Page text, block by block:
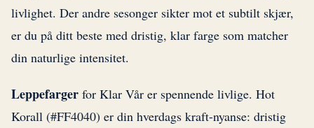
livlighet. Der andre sesonger sikter mot et subtilt skjær,
er du på ditt beste med dristig, klar farge som matcher
din naturlige intensitet.
Leppefarger for Klar Vår er spennende livlige. Hot
Korall (#FF4040) er din hverdags kraft-nyanse: dristig